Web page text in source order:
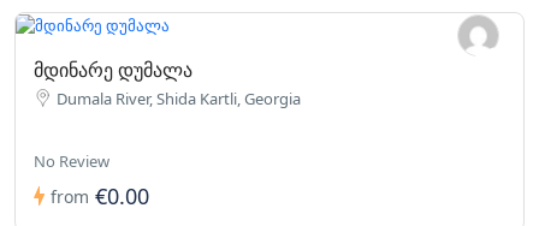
მდინარე დუმალა
Dumala River, Shida Kartli, Georgia
No Review
from €0.00